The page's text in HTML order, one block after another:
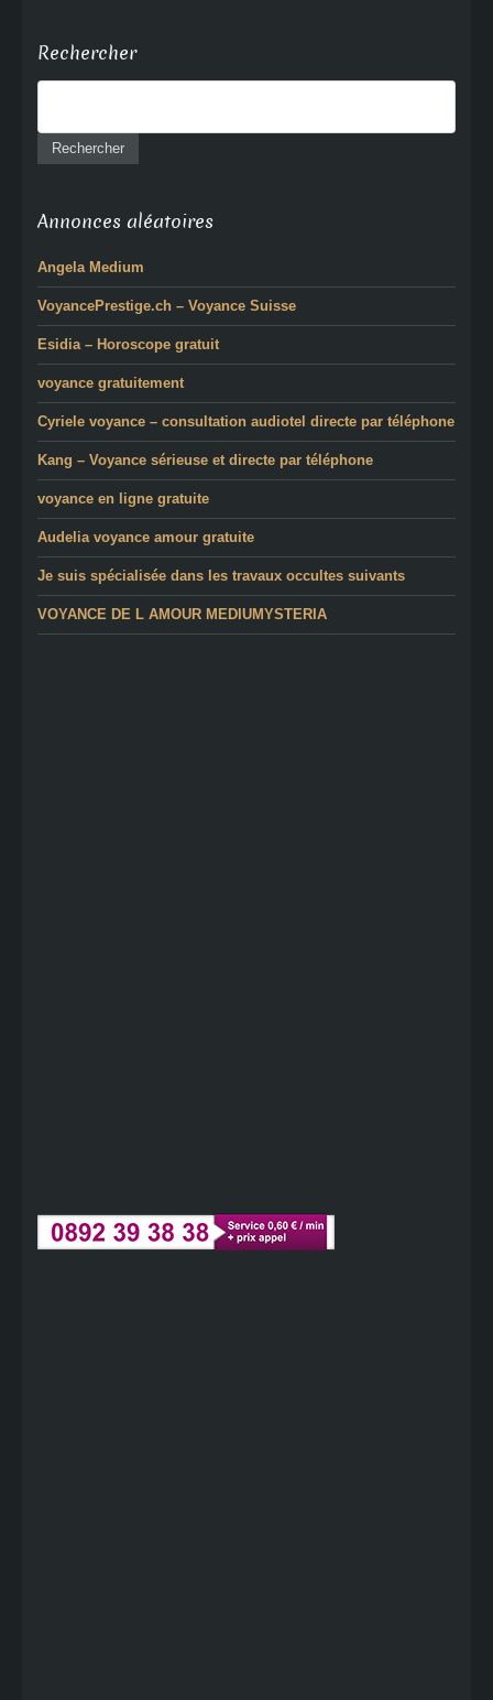
Rechercher
Annonces aléatoires
Angela Medium
VoyancePrestige.ch – Voyance Suisse
Esidia – Horoscope gratuit
voyance gratuitement
Cyriele voyance – consultation audiotel directe par téléphone
Kang – Voyance sérieuse et directe par téléphone
voyance en ligne gratuite
Audelia voyance amour gratuite
Je suis spécialisée dans les travaux occultes suivants
VOYANCE DE L AMOUR MEDIUMYSTERIA